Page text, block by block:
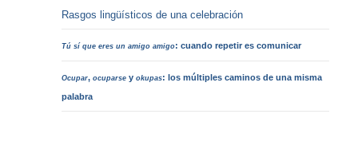
Rasgos lingüísticos de una celebración
Tú sí que eres un amigo amigo: cuando repetir es comunicar
Ocupar,ocuparse yokupas: los múltiples caminos de una misma
palabra